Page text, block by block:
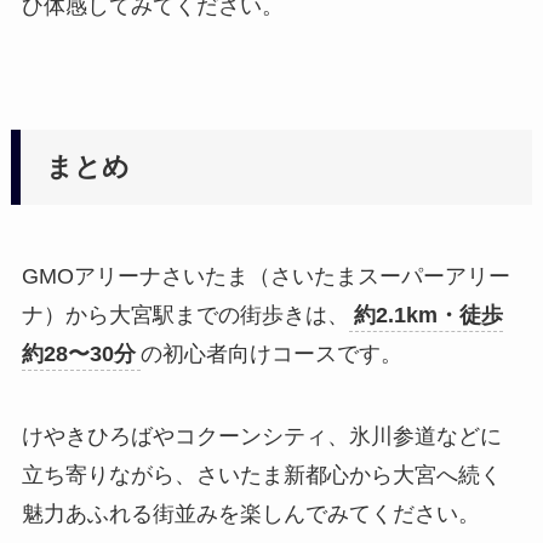
ひ体感してみてください。
まとめ
GMOアリーナさいたま（さいたまスーパーアリー
ナ）から大宮駅までの街歩きは、
約2.1km・徒歩
約28〜30分 の初心者向けコースです。
けやきひろばやコクーンシティ、氷川参道などに
立ち寄りながら、さいたま新都心から大宮へ続く
魅力あふれる街並みを楽しんでみてください。